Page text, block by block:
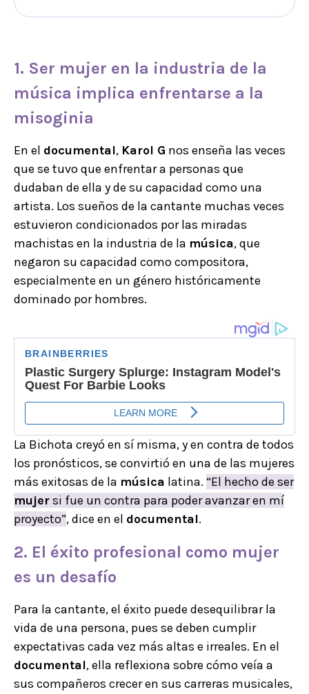
1. Ser mujer en la industria de la
música implica enfrentarse a la
misoginia
En el documental, Karol G nos enseña las veces
que se tuvo que enfrentar a personas que
dudaban de ella y de su capacidad como una
artista. Los sueños de la cantante muchas veces
estuvieron condicionados por las miradas
machistas en la industria de la música, que
negaron su capacidad como compositora,
especialmente en un género históricamente
dominado por hombres.
La Bichota creyó en sí misma, y en contra de todos
los pronósticos, se convirtió en una de las mujeres
más exitosas de la música latina. “El hecho de ser
mujersi fue un contra para poder avanzar en mí
proyecto”, dice en el documental.
2. El éxito profesional como mujer
es un desafío
Para la cantante, el éxito puede desequilibrar la
vida de una persona, pues se deben cumplir
expectativas cada vez más altas e irreales. En el
documental, ella reflexiona sobre cómo veía a
sus compañeros crecer en sus carreras musicales,